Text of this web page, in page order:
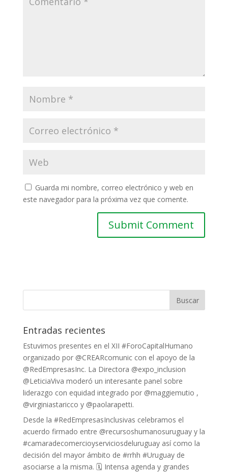
Guarda mi nombre, correo electrónico y web en
este navegador para la próxima vez que comente.
Entradas recientes
Estuvimos presentes en el XII #ForoCapitalHumano
organizado por @CREARcomunic con el apoyo de la
@RedEmpresasInc. La Directora @expo_inclusion
@LeticiaViva moderó un interesante panel sobre
liderazgo con equidad integrado por @maggiemutio ,
@virginiastaricco y @paolarapetti.
Desde la #RedEmpresasInclusivas celebramos el
acuerdo firmado entre @recursoshumanosuruguay y la
#camaradecomercioyserviciosdeluruguay así como la
decisión del mayor ámbito de #rrhh #Uruguay de
asociarse a la misma. 🗓 Intensa agenda y grandes